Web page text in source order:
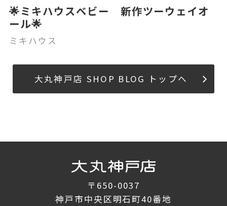
🌟ミキハウスベビー 新作ツーウェイオ
ール🌟
ミキハウス
大丸神戸店 SHOP BLOG トップへ
〒650-0037
神戸市中央区明石町40番地